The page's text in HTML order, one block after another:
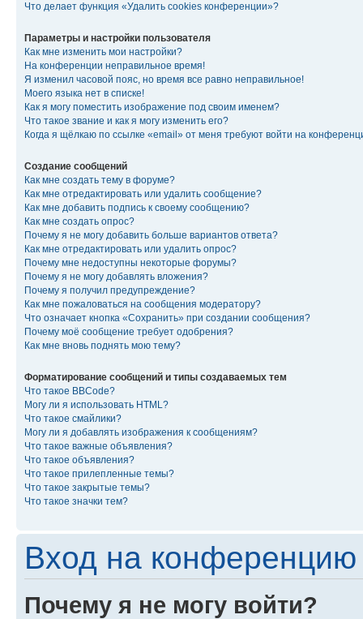
Что делает функция «Удалить cookies конференции»?
Параметры и настройки пользователя
Как мне изменить мои настройки?
На конференции неправильное время!
Я изменил часовой пояс, но время все равно неправильное!
Моего языка нет в списке!
Как я могу поместить изображение под своим именем?
Что такое звание и как я могу изменить его?
Когда я щёлкаю по ссылке «email» от меня требуют войти на
Создание сообщений
Как мне создать тему в форуме?
Как мне отредактировать или удалить сообщение?
Как мне добавить подпись к своему сообщению?
Как мне создать опрос?
Почему я не могу добавить больше вариантов ответа?
Как мне отредактировать или удалить опрос?
Почему мне недоступны некоторые форумы?
Почему я не могу добавлять вложения?
Почему я получил предупреждение?
Как мне пожаловаться на сообщения модератору?
Что означает кнопка «Сохранить» при создании сообщения?
Почему моё сообщение требует одобрения?
Как мне вновь поднять мою тему?
Форматирование сообщений и типы создаваемых тем
Что такое BBCode?
Могу ли я использовать HTML?
Что такое смайлики?
Могу ли я добавлять изображения к сообщениям?
Что такое важные объявления?
Что такое объявления?
Что такое прилепленные темы?
Что такое закрытые темы?
Что такое значки тем?
Вход на конференцию
Почему я не могу войти?